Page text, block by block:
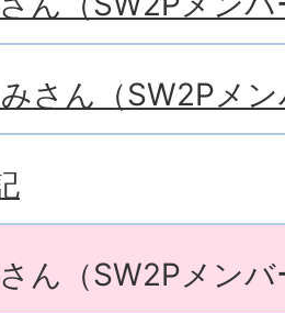
さん（SW2Pメ
ん（SW2Pメンバ